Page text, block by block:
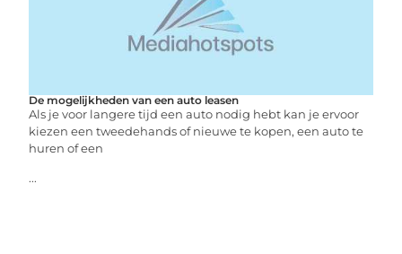
De mogelijkheden van een auto leasen
Als je voor langere tijd een auto nodig hebt kan je ervoor
kiezen een tweedehands of nieuwe te kopen, een auto te
huren of een
...